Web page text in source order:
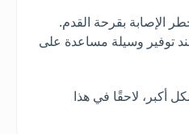
الإصابة بقرحة القدم.
توفير وسيلة مساعدة على
أكبر، لاحقًا في هذا